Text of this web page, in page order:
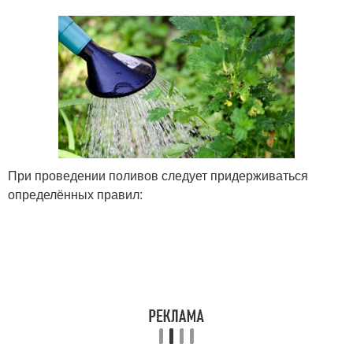
При проведении поливов следует придерживаться
определённых правил: